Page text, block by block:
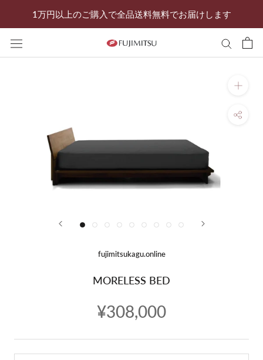
1万円以上のご購入で全品送料無料でお届けします
fujimitsukagu.online
MORELESS BED
¥308,000